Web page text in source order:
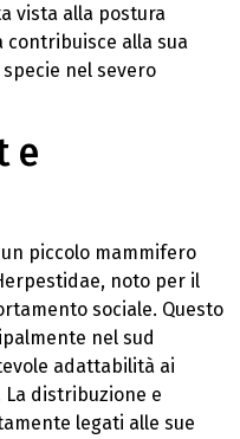
vista alla postura
alla sua
nel severo
e
piccolo mammifero
noto per il
sociale. Questo
nel sud
adattabilità ai
distribuzione e
legati alle sue